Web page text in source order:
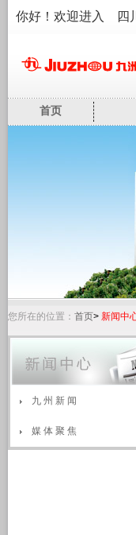
你好！欢迎进入 四
首页
您所在的位置： 首页> 新闻中
九 州 新 闻
媒 体 聚 焦